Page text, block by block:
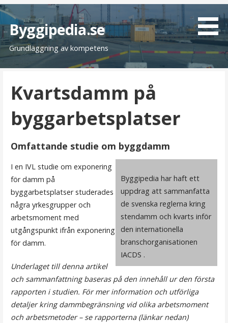
H
o
p
p
Byggipedia.se
Grundläggning av kompetens
Kvartsdamm på
byggarbetsplatser
Omfattande studie om byggdamm
Byggipedia har haft ett
uppdrag att sammanfatta
de svenska reglerna kring
stendamm och kvarts inför
den internationella
branschorganisationen
IACDS .
I en IVL studie om exponering
för damm på
byggarbetsplatser studerades
några yrkesgrupper och
arbetsmoment med
utgångspunkt ifrån exponering
för damm.
Underlaget till denna artikel
och sammanfattning baseras på den innehåll ur den första
rapporten i studien. För mer information och utförliga
detaljer kring dammbegränsning vid olika arbetsmoment
och arbetsmetoder – se rapporterna (länkar nedan)